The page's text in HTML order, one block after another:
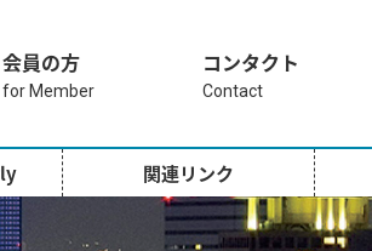
会員の方
for Member
コンタクト
Contact
関連リンク